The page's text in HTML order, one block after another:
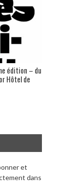
édition – du
Hôtel de
et
dans